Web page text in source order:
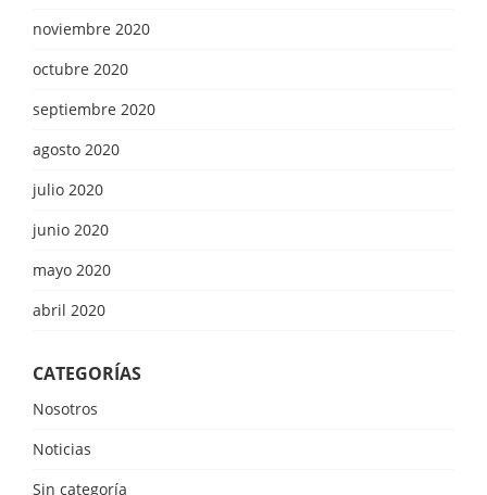
noviembre 2020
octubre 2020
septiembre 2020
agosto 2020
julio 2020
junio 2020
mayo 2020
abril 2020
CATEGORÍAS
Nosotros
Noticias
Sin categoría